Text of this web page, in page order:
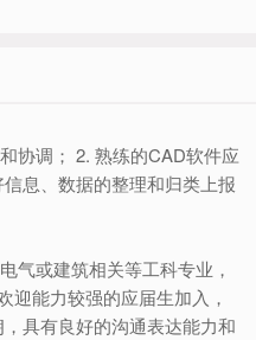
协调； 2. 熟练的CAD软件应
息、数据的整理和归类上报
气或建筑相关等工科专业，
迎能力较强的应届生加入，
具有良好的沟通表达能力和